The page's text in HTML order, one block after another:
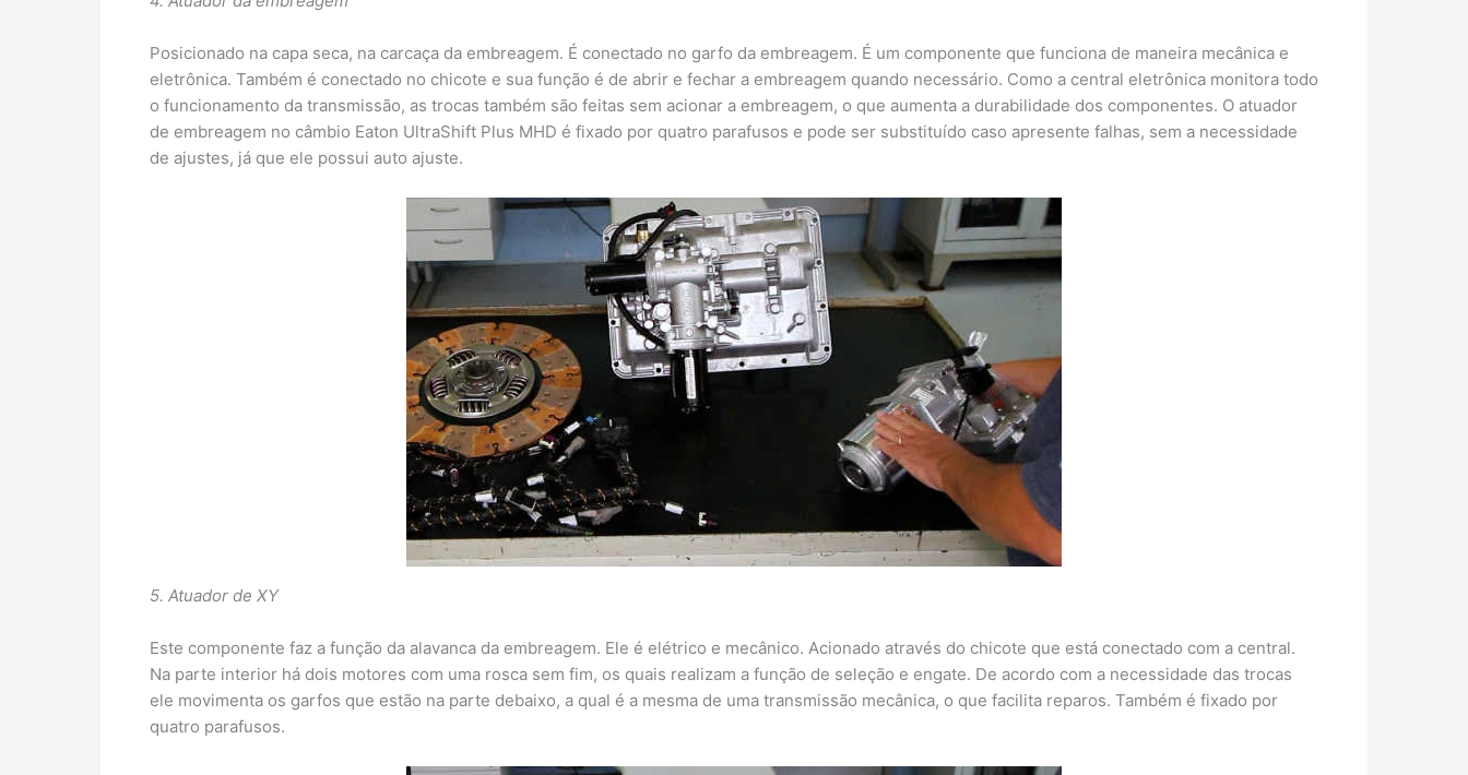
Posicionado na capa seca, na carcaça da embreagem. É conectado no garfo da embreagem. É um componente que funciona de maneira mecânica e
eletrônica. Também é conectado no chicote e sua função é de abrir e fechar a embreagem quando necessário. Como a central eletrônica monitora todo
o funcionamento da transmissão, as trocas também são feitas sem acionar a embreagem, o que aumenta a durabilidade dos componentes. O atuador
de embreagem no câmbio Eaton UltraShift Plus MHD é fixado por quatro parafusos e pode ser substituído caso apresente falhas, sem a necessidade
de ajustes, já que ele possui auto ajuste.
5. Atuador de XY
Este componente faz a função da alavanca da embreagem. Ele é elétrico e mecânico. Acionado através do chicote que está conectado com a central.
Na parte interior há dois motores com uma rosca sem fim, os quais realizam a função de seleção e engate. De acordo com a necessidade das trocas
ele movimenta os garfos que estão na parte debaixo, a qual é a mesma de uma transmissão mecânica, o que facilita reparos. Também é fixado por
quatro parafusos.